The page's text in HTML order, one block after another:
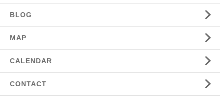
BLOG
MAP
CALENDAR
CONTACT